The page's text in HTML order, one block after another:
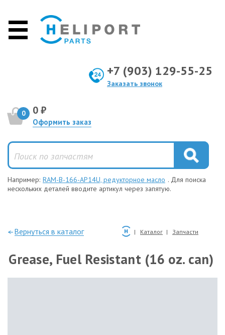
+7 (903) 129-55-25
Заказать звонок
0 0 ₽
Оформить заказ
Например: RAM-B-166-AP14U, редукторное масло . Для поиска
нескольких деталей вводите артикул через запятую.
—Вернуться в каталог Каталог Запчасти
Grease, Fuel Resistant (16 oz. can)